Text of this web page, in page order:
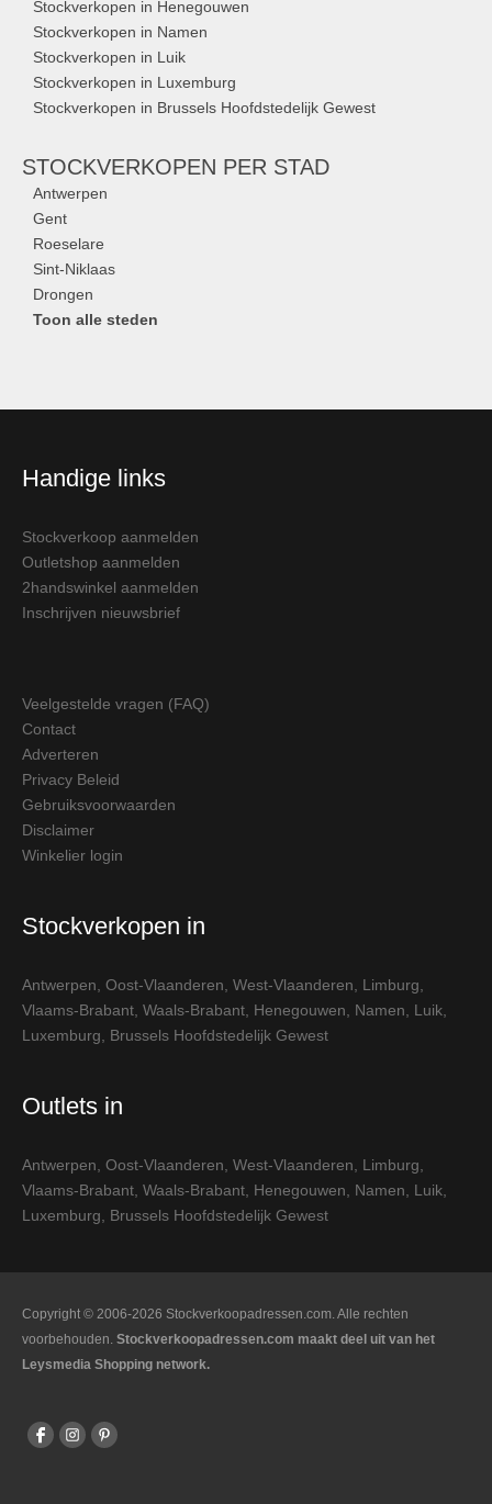
Stockverkopen in Henegouwen
Stockverkopen in Namen
Stockverkopen in Luik
Stockverkopen in Luxemburg
Stockverkopen in Brussels Hoofdstedelijk Gewest
STOCKVERKOPEN PER STAD
Antwerpen
Gent
Roeselare
Sint-Niklaas
Drongen
Toon alle steden
Handige links
Stockverkoop aanmelden
Outletshop aanmelden
2handswinkel aanmelden
Inschrijven nieuwsbrief
Veelgestelde vragen (FAQ)
Contact
Adverteren
Privacy Beleid
Gebruiksvoorwaarden
Disclaimer
Winkelier login
Stockverkopen in
Antwerpen, Oost-Vlaanderen, West-Vlaanderen, Limburg,
Vlaams-Brabant, Waals-Brabant, Henegouwen, Namen, Luik,
Luxemburg, Brussels Hoofdstedelijk Gewest
Outlets in
Antwerpen, Oost-Vlaanderen, West-Vlaanderen, Limburg,
Vlaams-Brabant, Waals-Brabant, Henegouwen, Namen, Luik,
Luxemburg, Brussels Hoofdstedelijk Gewest
Copyright © 2006-2026 Stockverkoopadressen.com. Alle rechten
voorbehouden. Stockverkoopadressen.com maakt deel uit van het
Leysmedia Shopping network.